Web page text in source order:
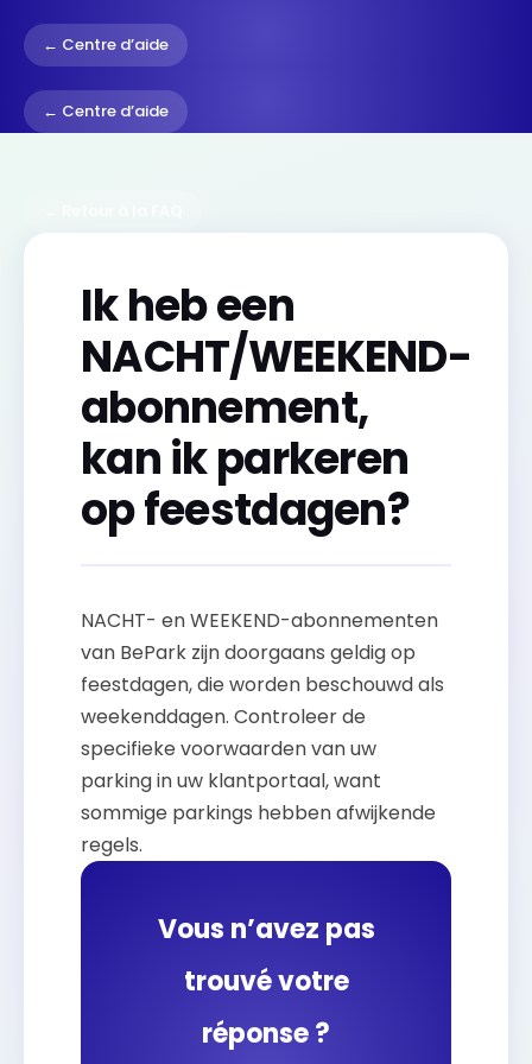
← Centre d’aide
← Centre d’aide
Ik heb een
NACHT/WEEKEND-
abonnement,
kan ik parkeren
op feestdagen?
NACHT- en WEEKEND-abonnementen
van BePark zijn doorgaans geldig op
feestdagen, die worden beschouwd als
weekenddagen. Controleer de
specifieke voorwaarden van uw
parking in uw klantportaal, want
sommige parkings hebben afwijkende
regels.
Vous n’avez pas
trouvé votre
réponse ?